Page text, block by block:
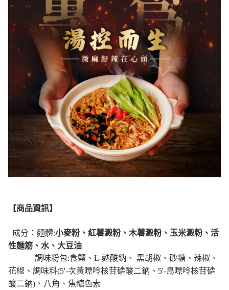
【商品資訊】
成分： 麵體:小麥粉、紅薯澱粉、木薯澱粉、玉米澱粉、活
性麵筋、水、大豆油
調味粉包:食鹽、L-麩酸鈉、 黑胡椒、砂糖、辣椒、
花椒、調味料(5'-次黃嘌呤核苷磷酸二鈉、5'-鳥嘌呤核苷磷
酸二鈉)、八角、焦糖色素